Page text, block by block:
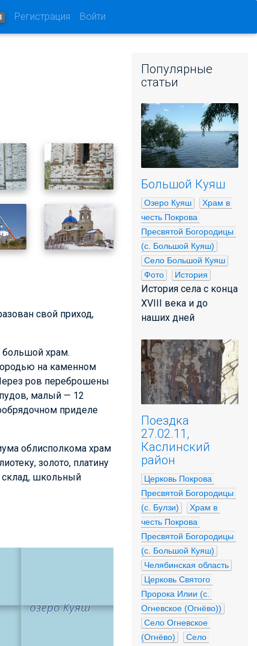
Регистрация Войти
свой приход,
большой храм.
на каменном
ров переброшены
малый — 12
приделе
облисполкома храм
золото, платину
склад, школьный
Популярные
статьи
Большой Куяш
Озеро Куяш
Храм в
честь Покрова
Пресвятой Богородицы
(с. Большой Куяш)
Село Большой Куяш
Фото
История
История села с конца
XVIII века и до
наших дней
Поездка
27.02.11,
Каслинский
район
Церковь Покрова
Пресвятой Богородицы
(с. Булзи)
Храм в
честь Покрова
Пресвятой Богородицы
(с. Большой Куяш)
Челябинская область
Церковь Святого
Пророка Илии (с.
Огневское (Огнёво))
Село Огневское
(Огнёво)
Село